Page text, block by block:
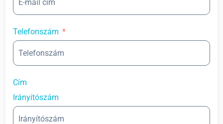
Telefonszám
Cím
Irányítószám